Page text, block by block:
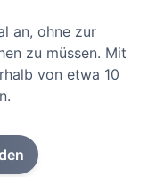
an, ohne zur
zu müssen. Mit
von etwa 10